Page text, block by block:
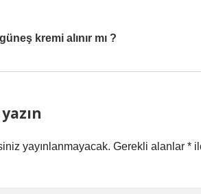
kremi alınır mı ?
yayınlanmayacak. Gerekli alanlar *